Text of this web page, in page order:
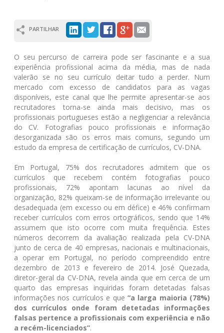
PARTILHAR
O seu percurso de carreira pode ser fascinante e a sua
experiência profissional acima da média, mas de nada
valerão se no seu currículo deitar tudo a perder. Num
mercado com excesso de candidatos para as vagas
disponíveis, este canal que lhe permite apresentar-se aos
recrutadores torna-se ainda mais decisivo, mas os
profissionais portugueses estão a negligenciar a relevância
do CV. Fotografias pouco profissionais e informação
desorganizada são os erros mais comuns, segundo um
estudo da empresa de certificação de currículos, CV-DNA.
Em Portugal, 75% dos recrutadores admitem que os
currículos que recebem contém fotografias pouco
profissionais, 72% apontam lacunas ao nível da
organização, 82% queixam-se de informação irrelevante ou
desadequada (em excesso ou em défice) e 46% confirmam
receber currículos com erros ortográficos, sendo que 14%
assumem que isto ocorre com muita frequência. Estes
números decorrem da avaliação realizada pela CV-DNA
junto de cerca de 40 empresas, nacionais e multinacionais,
a operar em Portugal, no período compreendido entre
dezembro de 2013 e fevereiro de 2014. José Quezada,
diretor-geral da CV-DNA, revela ainda que em cerca de um
quarto das empresas inquiridas foram detetadas falsas
informações nos currículos e que “a larga maioria (78%)
dos currículos onde foram detetadas informações
falsas pertence a profissionais com experiência e não
a recém-licenciados”.